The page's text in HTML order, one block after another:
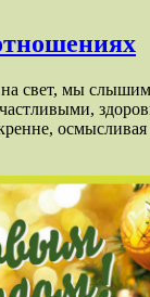
свет, мы слышим